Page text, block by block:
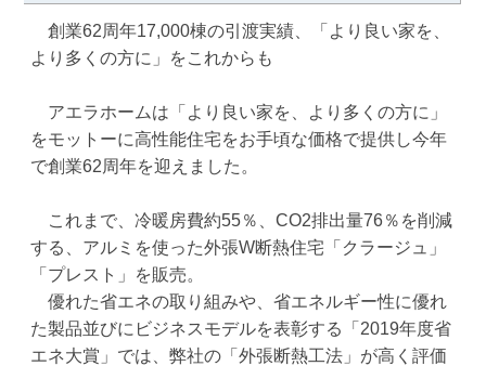
創業62周年17,000棟の引渡実績、「より良い家を、
より多くの方に」をこれからも
アエラホームは「より良い家を、より多くの方に」
をモットーに高性能住宅をお手頃な価格で提供し今年
で創業62周年を迎えました。
これまで、冷暖房費約55％、CO2排出量76％を削減
する、アルミを使った外張W断熱住宅「クラージュ」
「プレスト」を販売。
優れた省エネの取り組みや、省エネルギー性に優れ
た製品並びにビジネスモデルを表彰する「2019年度省
エネ大賞」では、弊社の「外張断熱工法」が高く評価